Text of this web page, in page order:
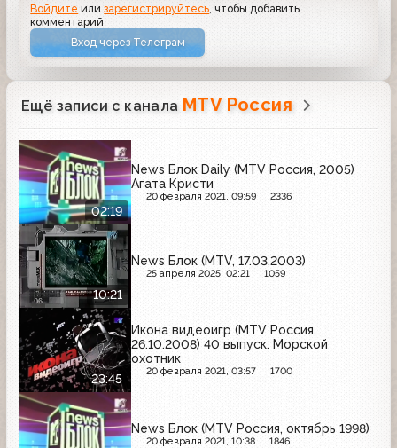
Войдите илизарегистрируйтесь , чтобы добавить
комментарий
Вход через Телеграм
Ещё записи с канала MTV Россия
02:19
News Блок Daily (MTV Россия, 2005)
Агата Кристи
20 февраля 2021, 09:59 2336
10:21
News Блок (MTV, 17.03.2003)
25 апреля 2025, 02:21 1059
23:45
Икона видеоигр (MTV Россия,
26.10.2008) 40 выпуск. Морской
охотник
20 февраля 2021, 03:57 1700
News Блок (MTV Россия, октябрь 1998)
20 февраля 2021, 10:38 1846